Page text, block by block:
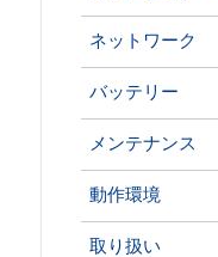
ネットワーク
バッテリー
メンテナンス
動作環境
取り扱い